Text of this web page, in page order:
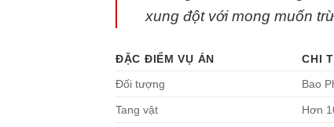
xung đột với mong muốn
ĐẶC ĐIỂM VỤ ÁN
CHI
Đối tượng
Bao
Tang vật Hơn